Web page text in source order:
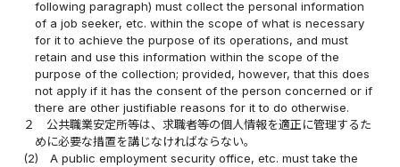
following paragraph) must collect the personal information
of a job seeker, etc. within the scope of what is necessary
for it to achieve the purpose of its operations, and must
retain and use this information within the scope of the
purpose of the collection; provided, however, that this does
not apply if it has the consent of the person concerned or if
there are other justifiable reasons for it to do otherwise.
２
公共職業安定所等は、求職者等の個人情報を適正に管理するた
めに必要な措置を講じなければならない。
(2)
A public employment security office, etc. must take the